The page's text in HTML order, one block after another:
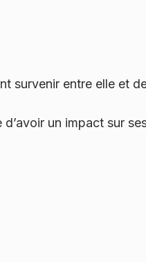
survenir entre elle et
un impact sur